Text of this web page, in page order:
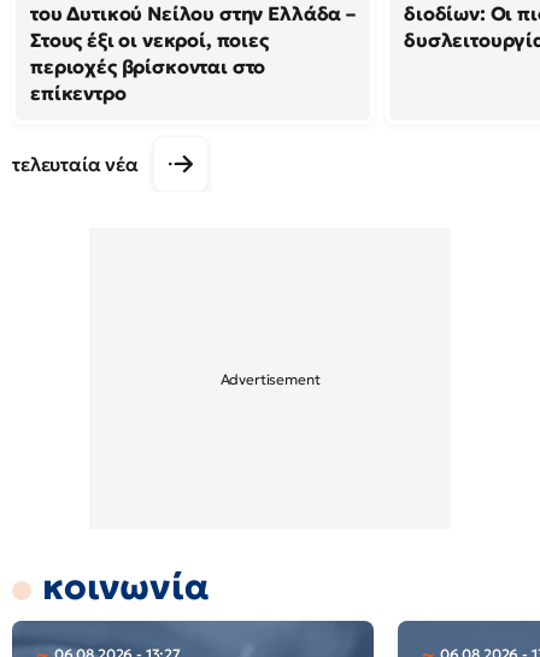
του Δυτικού Νείλου στην Ελλάδα –
Στους έξι οι νεκροί, ποιες
περιοχές βρίσκονται στο
επίκεντρο
διοδίων: Οι
τελευταία νέα
κοινωνία